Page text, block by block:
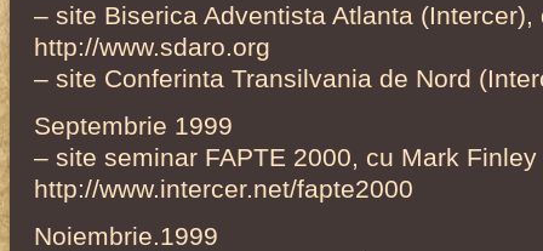
– site Biserica Adventista Atlanta
http://www.sdaro.org
– site Conferinta Transilvania de Nord
Septembrie 1999
– site seminar FAPTE 2000, cu Mark Finley
http://www.intercer.net/fapte2000
Noiembrie.1999